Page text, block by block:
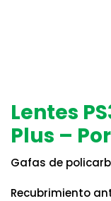
Lentes
Plus –
Gafas de
Recubrimiento